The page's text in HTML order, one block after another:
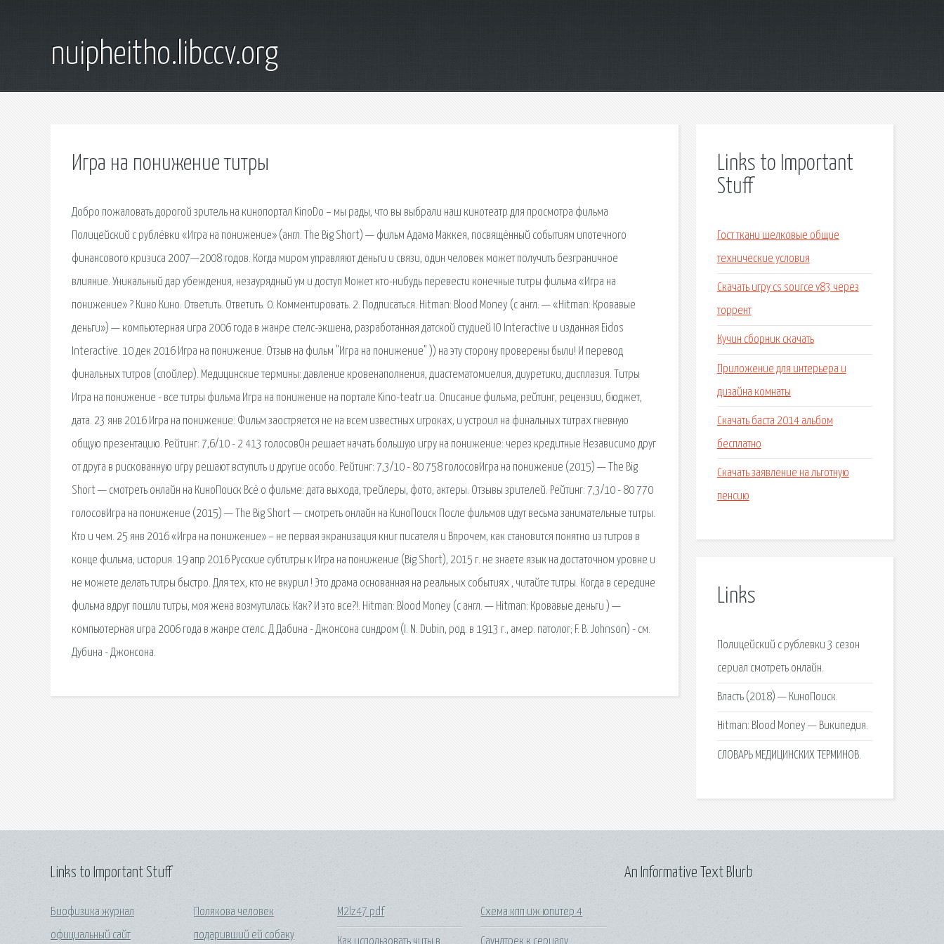
nuipheitho.libccv.org
Игра на понижение титры
Добро пожаловать дорогой зритель на кинопортал KinoDo – мы рады, что вы выбрали наш кинотеатр для просмотра фильма
Полицейский с рублёвки «Игра на понижение» (англ. The Big Short) — фильм Адама Маккея, посвящённый событиям ипотечного
финансового кризиса 2007—2008 годов. Когда миром управляют деньги и связи, один человек может получить безграничное
влияние. Уникальный дар убеждения, незаурядный ум и доступ Может кто-нибудь перевести конечные титры фильма «Игра на
понижение» ? Кино Кино. Ответить. Ответить. 0. Комментировать. 2. Подписаться. Hitman: Blood Money (с англ. — «Hitman: Кровавые
деньги») — компьютерная игра 2006 года в жанре стелс-экшена, разработанная датской студией IO Interactive и изданная Eidos
Interactive. 10 дек 2016 Игра на понижение. Отзыв на фильм "Игра на понижение" )) на эту сторону проверены были! И перевод
финальных титров (спойлер). Медицинские термины: давление кровенаполнения, диастематомиелия, диуретики, дисплазия. Титры
Игра на понижение - все титры фильма Игра на понижение на портале Kino-teatr.ua. Описание фильма, рейтинг, рецензии, бюджет,
дата. 23 янв 2016 Игра на понижение: Фильм заостряется не на всем известных игроках, и устроил на финальных титрах гневную
общую презентацию. Рейтинг: 7,6/10 - 2 413 голосовОн решает начать большую игру на понижение: через кредитные Независимо друг
от друга в рискованную игру решают вступить и другие особо. Рейтинг: 7,3/10 - 80 758 голосовИгра на понижение (2015) — The Big
Short — смотреть онлайн на КиноПоиск Всё о фильме: дата выхода, трейлеры, фото, актеры. Отзывы зрителей. Рейтинг: 7,3/10 - 80 770
голосовИгра на понижение (2015) — The Big Short — смотреть онлайн на КиноПоиск После фильмов идут весьма занимательные титры.
Кто и чем. 25 янв 2016 «Игра на понижение» – не первая экранизация книг писателя и Впрочем, как становится понятно из титров в
конце фильма, история. 19 апр 2016 Русские субтитры к Игра на понижение (Big Short), 2015 г. не знаете язык на достаточном уровне и
не можете делать титры быстро. Для тех, кто не вкурил ! Это драма основанная на реальных событиях , читайте титры. Когда в середине
фильма вдруг пошли титры, моя жена возмутилась: Как? И это все?!. Hitman: Blood Money (с англ. — Hitman: Кровавые деньги ) —
компьютерная игра 2006 года в жанре стелс. Д Дабина - Джонсона синдром (I. N. Dubin, род. в 1913 г., амер. патолог; F. В. Johnson) - см.
Дубина - Джонсона.
Links to Important
Stuff
Гост ткани шелковые общие
технические условия
Скачать игру cs source v83 через
торрент
Кучин сборник скачать
Приложение для интерьера и
дизайна комнаты
Скачать баста 2014 альбом
бесплатно
Скачать заявление на льготную
пенсию
Links
Полицейский с рублевки 3 сезон
сериал смотреть онлайн.
Власть (2018) — КиноПоиск.
Hitman: Blood Money — Википедия.
СЛОВАРЬ МЕДИЦИНСКИХ ТЕРМИНОВ.
Links to Important Stuff
Биофизика журнал
официальный сайт
Полякова человек
подаривший ей собаку
M2lz47 pdf Схема кпп иж юпитер 4
An Informative Text Blurb